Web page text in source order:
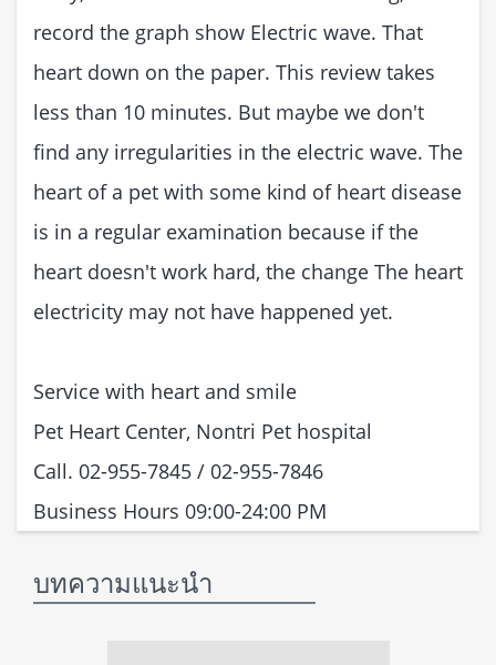
record the graph show Electric wave. That
heart down on the paper. This review takes
less than 10 minutes. But maybe we don't
find any irregularities in the electric wave. The
heart of a pet with some kind of heart disease
is in a regular examination because if the
heart doesn't work hard, the change The heart
electricity may not have happened yet.
Service with heart and smile
Pet Heart Center, Nontri Pet hospital
Call. 02-955-7845 / 02-955-7846
Business Hours 09:00-24:00 PM
บทความแนะนำ